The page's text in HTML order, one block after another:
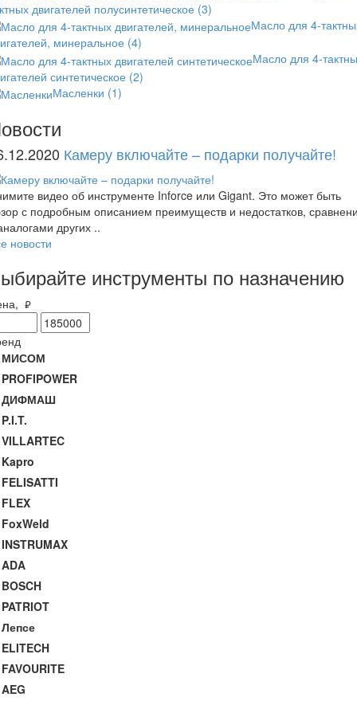
двигателей полусинтетическое (3)
Масло для 4-
минеральное (4)
Масло для 4-
синтетическое (2)
Масленки (1)
Камеру включайте – подарки получайте!
видео об инструменте Inforce или Gigant. Это может быть
с подробным описанием преимуществ и недостатков,
других ..
новости
инструменты по назначению
руб.
МИСОМ
PROFIPOWER
ДИФМАШ
P.I.T.
VILLARTEC
Kapro
FELISATTI
FLEX
FoxWeld
INSTRUMAX
ADA
BOSCH
PATRIOT
Лепсе
ELITECH
FAVOURITE
AEG